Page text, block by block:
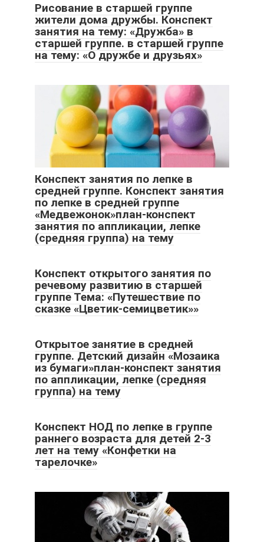
Рисование в старшей группе
жители дома дружбы. Конспект
занятия на тему: «Дружба» в
старшей группе. в старшей группе
на тему: «О дружбе и друзьях»
Конспект занятия по лепке в
средней группе. Конспект занятия
по лепке в средней группе
«Медвежонок»план-конспект
занятия по аппликации, лепке
(средняя группа) на тему
Конспект открытого занятия по
речевому развитию в старшей
группе Тема: «Путешествие по
сказке «Цветик-семицветик»»
Открытое занятие в средней
группе. Детский дизайн «Мозаика
из бумаги»план-конспект занятия
по аппликации, лепке (средняя
группа) на тему
Конспект НОД по лепке в группе
раннего возраста для детей 2-3
лет на тему «Конфетки на
тарелочке»